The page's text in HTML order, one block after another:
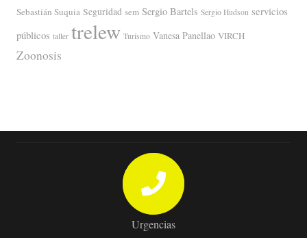
Sebastián Suquia Seguridad sem Sergio Bartels Sergio Hudson servicios
públicos taller trelew Turismo Vanesa Panellao VIRCH
Zoonosis
Urgencias